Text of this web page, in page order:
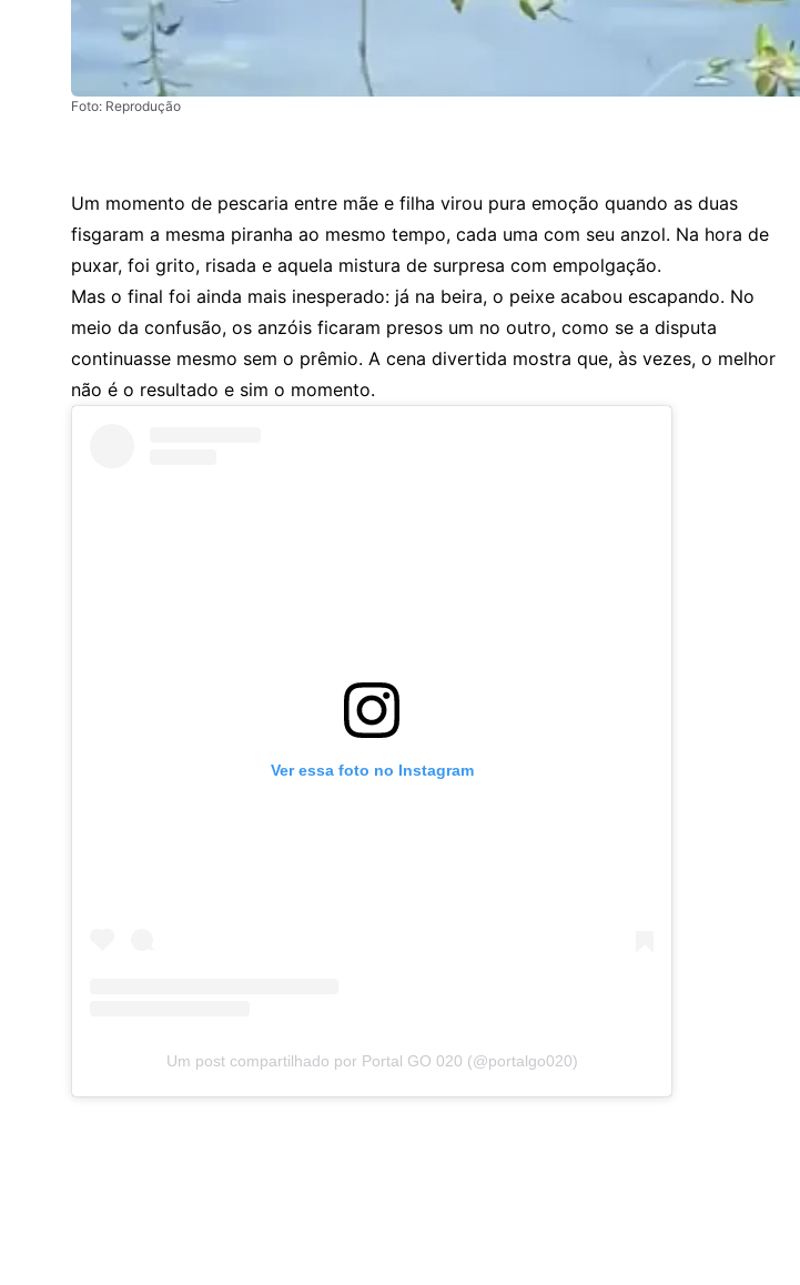
Foto: Reprodução
Um momento de pescaria entre mãe e filha virou pura emoção quando as duas
fisgaram a mesma piranha ao mesmo tempo, cada uma com seu anzol. Na hora de
puxar, foi grito, risada e aquela mistura de surpresa com empolgação.
Mas o final foi ainda mais inesperado: já na beira, o peixe acabou escapando. No
meio da confusão, os anzóis ficaram presos um no outro, como se a disputa
continuasse mesmo sem o prêmio. A cena divertida mostra que, às vezes, o melhor
não é o resultado e sim o momento.
Ver essa foto no Instagram
Um post compartilhado por Portal GO 020 (@portalgo020)